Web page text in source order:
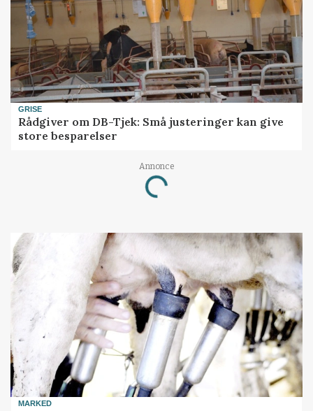
GRISE
Rådgiver om DB-Tjek: Små justeringer kan give
store besparelser
Annonce
Loading...
MARKED